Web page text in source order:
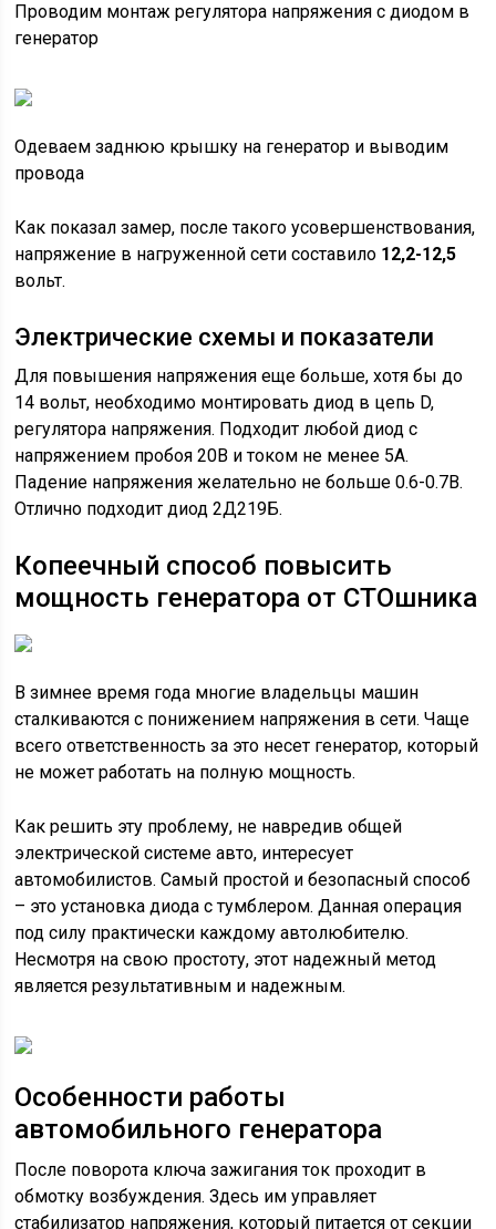
Проводим монтаж регулятора напряжения с диодом в
генератор
Одеваем заднюю крышку на генератор и выводим
провода
Как показал замер, после такого усовершенствования,
напряжение в нагруженной сети составило 12,2-12,5
вольт.
Электрические схемы и показатели
Для повышения напряжения еще больше, хотя бы до
14 вольт, необходимо монтировать диод в цепь D,
регулятора напряжения. Подходит любой диод с
напряжением пробоя 20В и током не менее 5А.
Падение напряжения желательно не больше 0.6-0.7В.
Отлично подходит диод 2Д219Б.
Копеечный способ повысить
мощность генератора от СТОшника
В зимнее время года многие владельцы машин
сталкиваются с понижением напряжения в сети. Чаще
всего ответственность за это несет генератор, который
не может работать на полную мощность.
Как решить эту проблему, не навредив общей
электрической системе авто, интересует
автомобилистов. Самый простой и безопасный способ
– это установка диода с тумблером. Данная операция
под силу практически каждому автолюбителю.
Несмотря на свою простоту, этот надежный метод
является результативным и надежным.
Особенности работы
автомобильного генератора
После поворота ключа зажигания ток проходит в
обмотку возбуждения. Здесь им управляет
стабилизатор напряжения, который питается от секции